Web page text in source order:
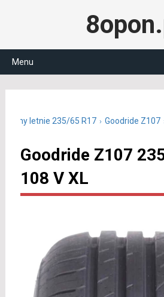
Menu
Opony letnie 235/65 R17 Goodride Z107
Goodride Z107
108 V XL